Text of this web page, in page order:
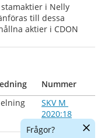
i Nelly
till dessa
aktier i CDON
Nummer
SKV M
2020:18
Länk till
Frågor?
Dölj